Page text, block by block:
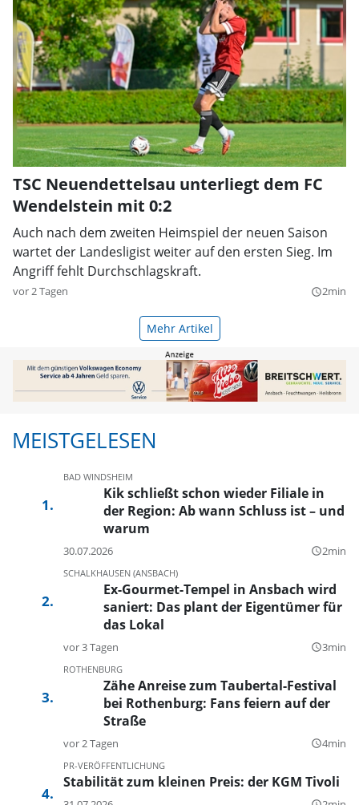
TSC Neuendettelsau unterliegt dem FC
Wendelstein mit 0:2
Auch nach dem zweiten Heimspiel der neuen Saison
wartet der Landesligist weiter auf den ersten Sieg. Im
Angriff fehlt Durchschlagskraft.
vor 2 Tagen query_builder2min
Mehr Artikel
MEISTGELESEN
BAD WINDSHEIM
Kik schließt schon wieder Filiale in
der Region: Ab wann Schluss ist – und
warum
30.07.2026 query_builder2min
SCHALKHAUSEN (ANSBACH)
Ex-Gourmet-Tempel in Ansbach wird
saniert: Das plant der Eigentümer für
das Lokal
vor 3 Tagen query_builder3min
ROTHENBURG
Zähe Anreise zum Taubertal-Festival
bei Rothenburg: Fans feiern auf der
Straße
vor 2 Tagen query_builder4min
PR-VERÖFFENTLICHUNG
Stabilität zum kleinen Preis: der KGM Tivoli